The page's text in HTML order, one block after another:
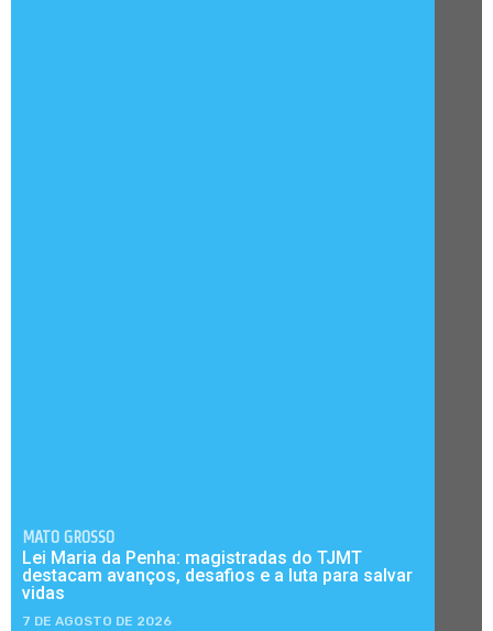
MATO GROSSO
Lei Maria da Penha: magistradas do TJMT
destacam avanços, desafios e a luta para salvar
vidas
7 DE AGOSTO DE 2026